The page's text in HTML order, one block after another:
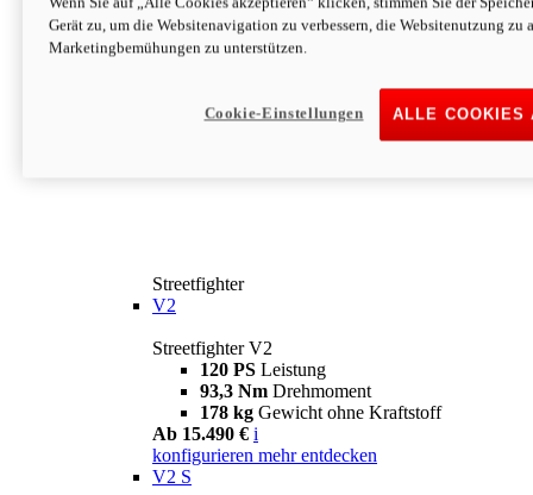
Streetfighter
V2
Streetfighter V2
120 PS Leistung
93,3 Nm Drehmoment
178 kg Gewicht ohne Kraftstoff
Ab 15.490 € i
konfigurieren mehr entdecken
V2 S
Gerät zu, um die Websitenavigation zu verbessern, die Websitenutzung zu
Marketingbemühungen zu unterstützen.
ALLE COOKIES
Cookie-Einstellungen